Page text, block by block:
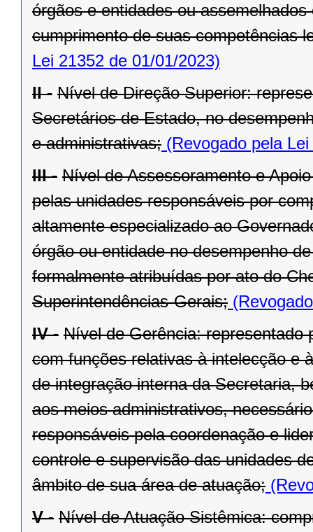
órgãos e entidades ou
cumprimento de suas competências
Lei 21352 de 01/01/2023)
II - Nível de Direção Superior:
Secretários de Estado, no
e administrativas; (Revogado pela
III - Nível de Assessoramento e
pelas unidades responsáveis por
altamente especializado ao
órgão ou entidade no desempenho
formalmente atribuídas por ato do
Superintendências-Gerais;
IV - Nível de Gerência: representado
com funções relativas à intelecção e
de integração interna da Secretaria,
aos meios administrativos,
responsáveis pela coordenação e
controle e supervisão das unidades
âmbito de sua área de atuação;
V - Nível de Atuação Sistêmica: